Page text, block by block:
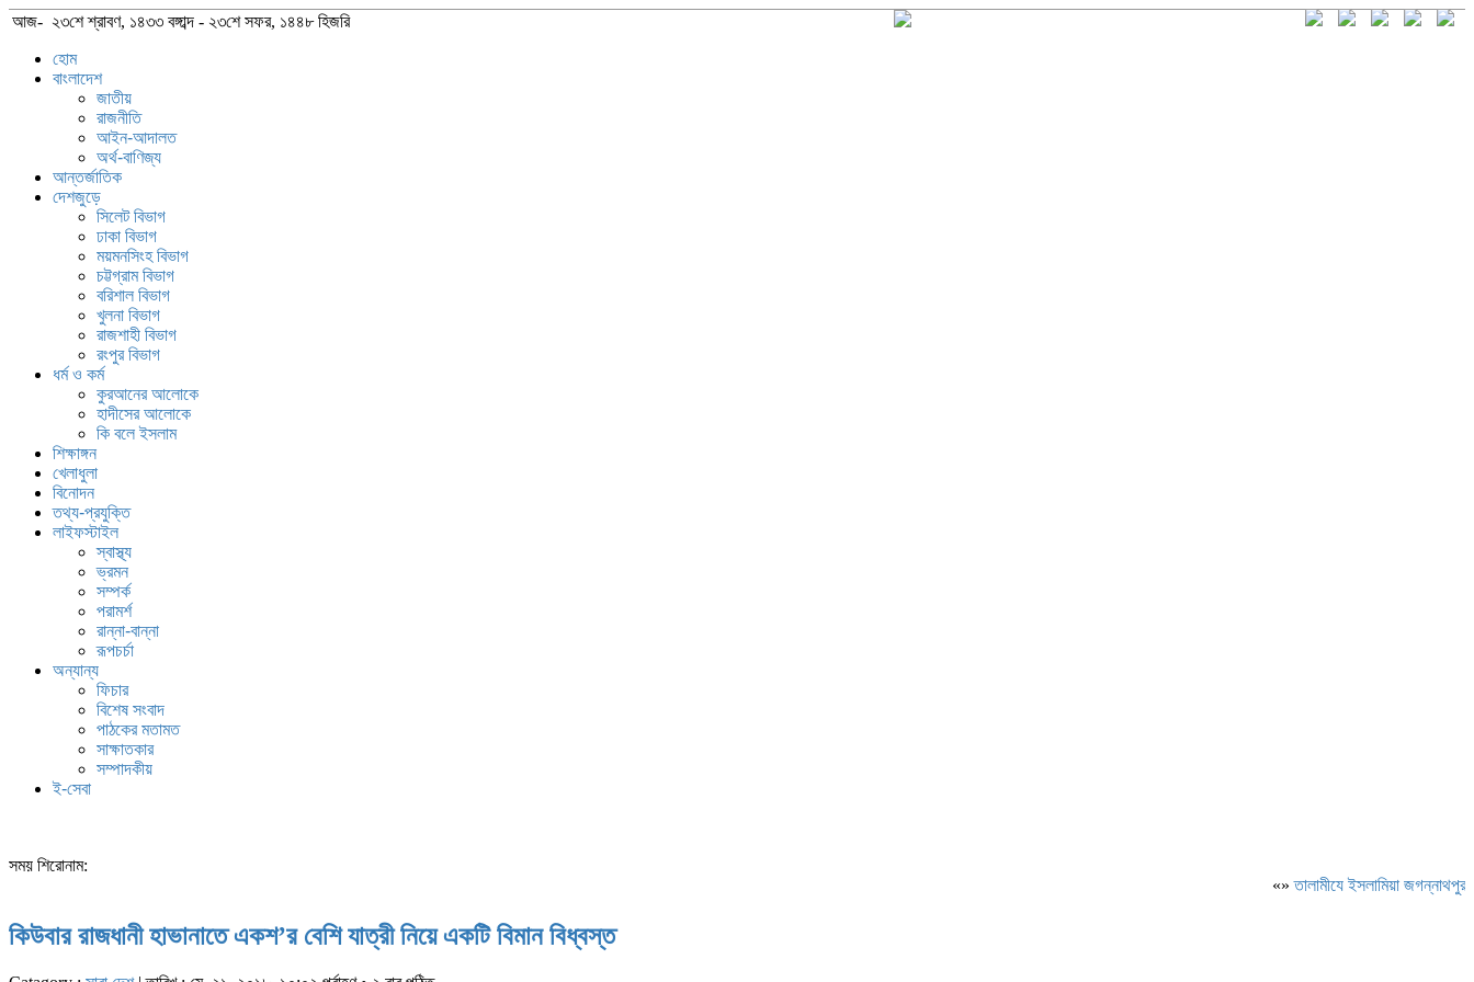
আজ- ২৩শে শ্রাবণ, ১৪৩৩ বঙ্গাব্দ - ২৩শে সফর, ১৪৪৮ হিজরি
হোম
বাংলাদেশ
জাতীয়
রাজনীতি
আইন-আদালত
অর্থ-বাণিজ্য
আন্তর্জাতিক
দেশজুড়ে
সিলেট বিভাগ
ঢাকা বিভাগ
ময়মনসিংহ বিভাগ
চট্টগ্রাম বিভাগ
বরিশাল বিভাগ
খুলনা বিভাগ
রাজশাহী বিভাগ
রংপুর বিভাগ
ধর্ম ও কর্ম
কুরআনের আলোকে
হাদীসের আলোকে
কি বলে ইসলাম
শিক্ষাঙ্গন
খেলাধুলা
বিনোদন
তথ্য-প্রযুক্তি
লাইফস্টাইল
স্বাস্থ্য
ভ্রমন
সম্পর্ক
পরামর্শ
রান্না-বান্না
রূপচর্চা
অন্যান্য
ফিচার
বিশেষ সংবাদ
পাঠকের মতামত
সাক্ষাতকার
সম্পাদকীয়
ই-সেবা
সময় শিরোনাম:
«»‎তালামীযে ইসলামিয়া জগন্নাথপুর
কিউবার রাজধানী হাভানাতে একশ’র বেশি যাত্রী নিয়ে একটি বিমান বিধ্বস্ত